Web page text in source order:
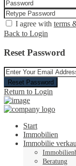
I agree with terms
Back to Login
Reset Password
Reset Password
Return to Login
Start
Immobilien
Immobilie
Beratung